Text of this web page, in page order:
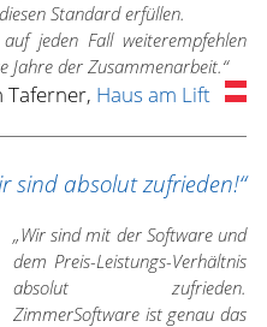
Standard erfüllen.
jeden Fall weiterempfehlen
Jahre der Zusammenarbeit.“
Taferner, Haus am Lift
sind absolut zufrieden!“
„Wir sind mit der Software und
dem Preis-Leistungs-Verhältnis
absolut zufrieden.
ZimmerSoftware ist genau das